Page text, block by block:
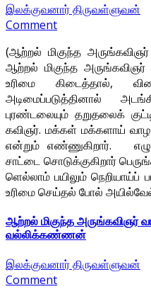
இலக்குவனார் திருவள்ளுவன்
Comment
(ஆற்றல் மிகுந்த
ஆற்றல் மிகுந்த அருங்கவிஞர்
உரிமை கிடைத்தால்,
அடிமைப்படுத்தினால்
புரண்டலையும் தறுதலைக்
கவிஞர். மக்கள் மக்களாய்
என்றும் எண்ணுகிறார்.
சாட்டை சொடுக்குகிறார்
ளெல்லாம் பயிலும் நெறியாய்ப்
உரிமை செய்தல் போல்
ஆற்றல் மிகுந்த அருங்கவிஞர்
வல்லிக்கண்ணன்
இலக்குவனார் திருவள்ளுவன்
Comment